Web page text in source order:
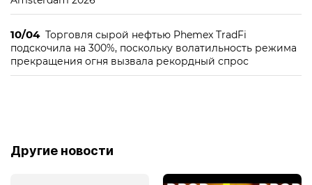
10/04 Торговля сырой нефтью Phemex TradFi
подскочила на 300%, поскольку волатильность режима
прекращения огня вызвала рекордный спрос
Другие новости